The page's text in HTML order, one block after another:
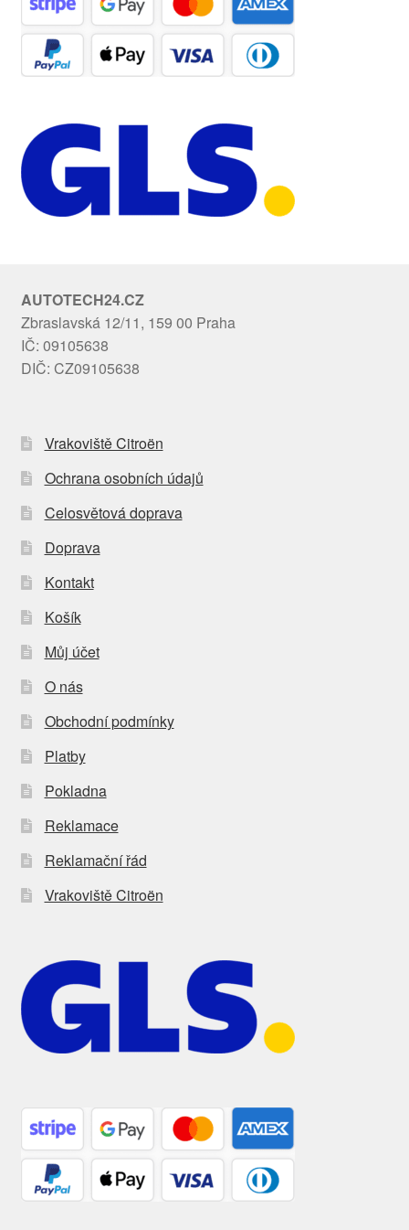
AUTOTECH24.CZ
Zbraslavská 12/11, 159 00 Praha
IČ: 09105638
DIČ: CZ09105638
Vrakoviště Citroën
Ochrana osobních údajů
Celosvětová doprava
Doprava
Kontakt
Košík
Můj účet
O nás
Obchodní podmínky
Platby
Pokladna
Reklamace
Reklamační řád
Vrakoviště Citroën